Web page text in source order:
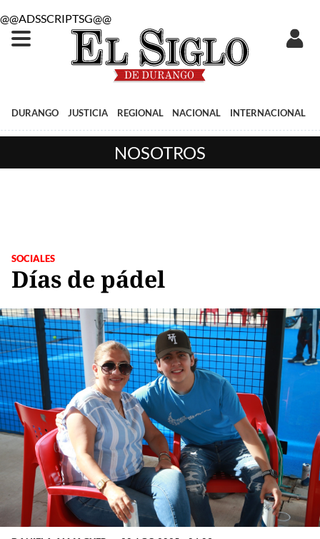
@@ADSSCRIPTSG@@
DURANGO JUSTICIA REGIONAL NACIONAL INTERNACIONAL
NOSOTROS
SOCIALES
Días de pádel